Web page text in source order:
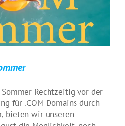
Sommer Rechtzeitig vor der
für .COM Domains durch
bieten wir unseren